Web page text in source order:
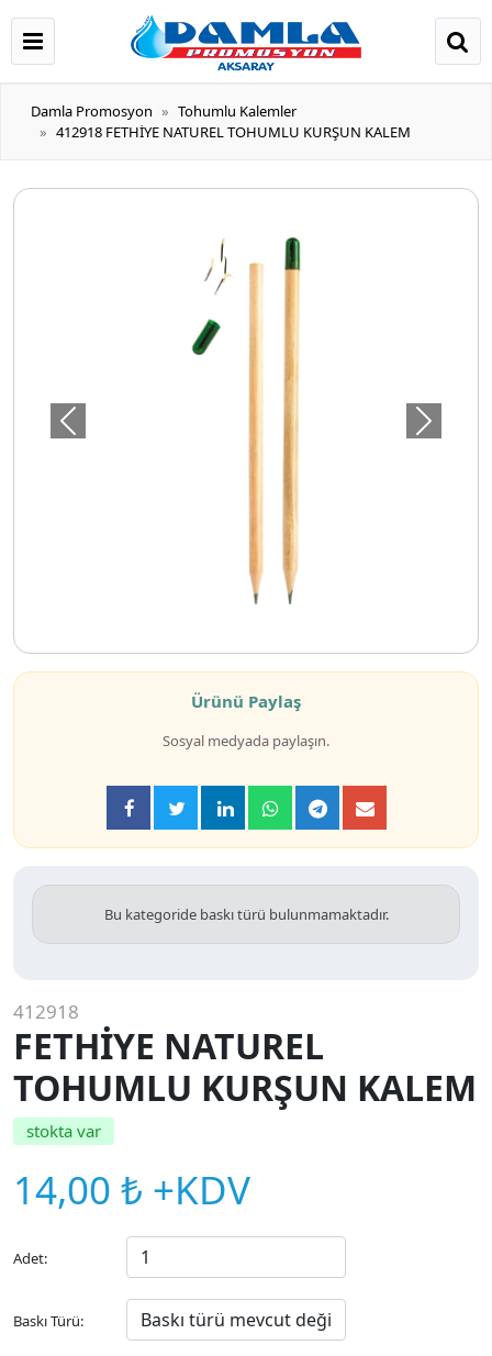
Damla Promosyon
Tohumlu Kalemler
412918 FETHİYE NATUREL TOHUMLU KURŞUN KALEM
Önceki Sonraki
Ürünü Paylaş
Sosyal medyada paylaşın.
Bu kategoride baskı türü bulunmamaktadır.
412918
FETHİYE NATUREL
TOHUMLU KURŞUN KALEM
stokta var
14,00 ₺ +KDV
Adet:
Baskı Türü: